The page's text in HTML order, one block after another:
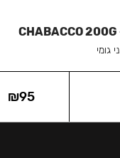
CHABACCO 200G
גומי
₪95